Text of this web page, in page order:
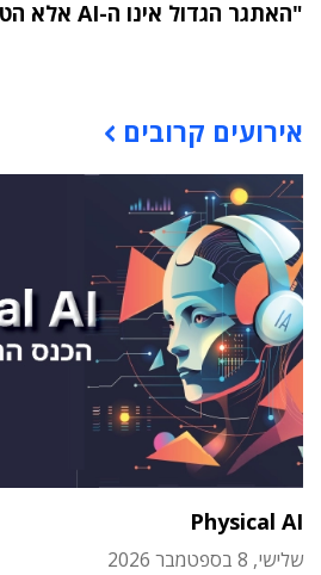
"האתגר הגדול אינו ה-AI אלא הטמעתה בארגון"
אירועים קרובים
Physical AI
שלישי, 8 בספטמבר 2026